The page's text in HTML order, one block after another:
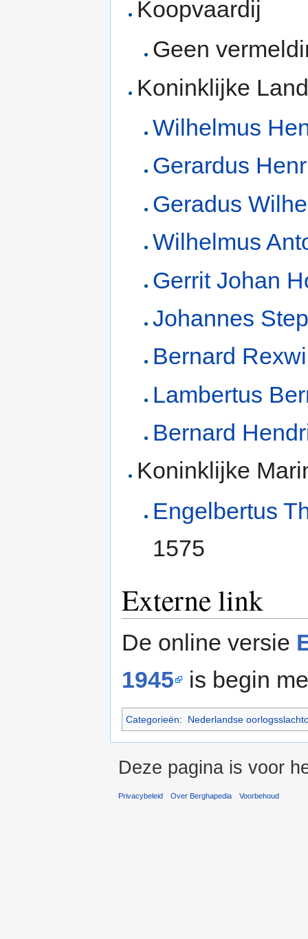
Koopvaardij
Geen
Koninklijke
Wilhelmus
Gerardus
Geradus
Wilhelmus
Gerrit Johan
Johannes
Bernard
Lambertus
Bernard
Koninklijke
Engelbertus
1575
Externe link
De online versie
1945
is begin
Categorieën: Nederlandse
Deze pagina is voor
Privacybeleid Over Berghapedia Voorbehoud